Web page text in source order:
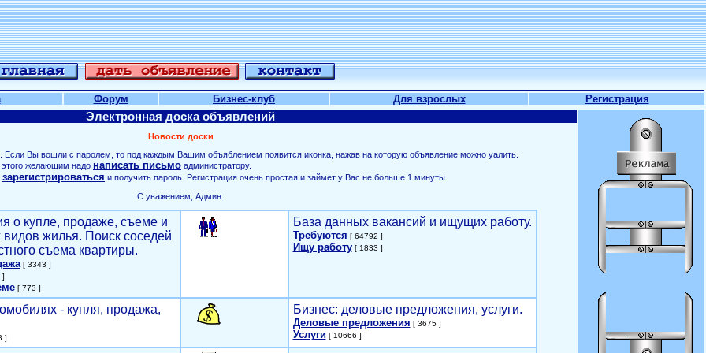
Форум Бизнес-клуб Для взрослых Регистрация
Электронная доска объявлений
Новости доски
Если Вы вошли с паролем, то под каждым Вашим объяблением появится иконка, нажав на которую объявление можно уалить.
этого желающим надо написать письмо администратору.
зарегистрироваться и получить пароль. Регистрация очень простая и займет у Вас не больше 1 минуты.
С уважением, Админ.
о купле, продаже, съеме и
видов жилья. Поиск соседей
съема квартиры.
[ 3343 ]
]
[ 773 ]
База данных вакансий и ищущих работу.
Требуются [ 64792 ]
Ищу работу[ 1833 ]
- купля, продажа,
]
Бизнес: деловые предложения, услуги.
Деловые предложения [ 3675 ]
Услуги[ 10666 ]